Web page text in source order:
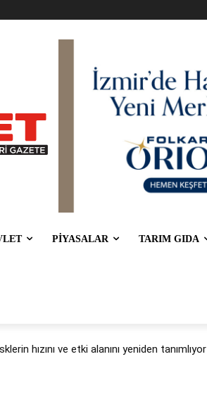
PİYASALAR TARIM GIDA
hızını ve etki alanını yeniden tanımlıyor